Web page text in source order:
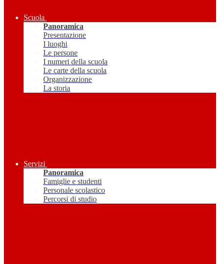
Scuola
Panoramica
Presentazione
I luoghi
Le persone
I numeri della scuola
Le carte della scuola
Organizzazione
La storia
Servizi
Panoramica
Famiglie e studenti
Personale scolastico
Percorsi di studio